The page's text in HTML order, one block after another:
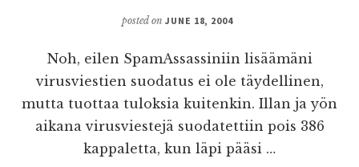
posted on JUNE 18, 2004
Noh, eilen SpamAssassiniin lisäämäni
virusviestien suodatus ei ole täydellinen,
mutta tuottaa tuloksia kuitenkin. Illan ja yön
aikana virusviestejä suodatettiin pois 386
kappaletta, kun läpi pääsi …